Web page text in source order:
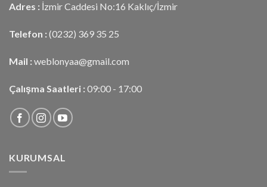
Adres : İzmir Caddesi No:16 Kaklıç/İzmir
Telefon : (0232) 369 35 25
Mail : weblonyaa@gmail.com
Çalışma Saatleri : 09:00 - 17:00
KURUMSAL